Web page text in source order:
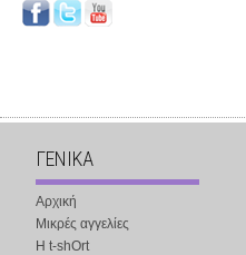
ΓΕΝΙΚΑ
Αρχική
Μικρές αγγελίες
Η t-shOrt